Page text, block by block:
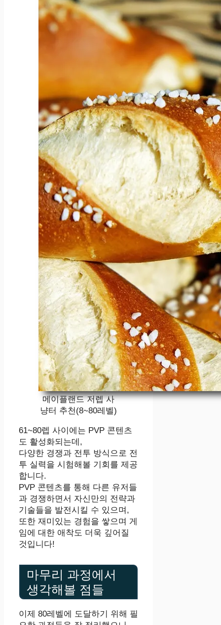
메이플랜드 저렙 사
냥터 추천(8~80레벨)
61~80렙 사이에는 PVP 콘텐츠
도 활성화되는데,
다양한 경쟁과 전투 방식으로 전
투 실력을 시험해볼 기회를 제공
합니다.
PVP 콘텐츠를 통해 다른 유저들
과 경쟁하면서 자신만의 전략과
기술들을 발전시킬 수 있으며,
또한 재미있는 경험을 쌓으며 게
임에 대한 애착도 더욱 깊어질
것입니다!
마무리 과정에서
생각해볼 점들
이제 80레벨에 도달하기 위해 필